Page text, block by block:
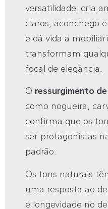
versatilidade: cria
claros, aconchego
e dá vida a
transformam
focal de elegância.
O ressurgimento
como nogueira,
confirma que os
ser protagonistas
padrão.
Os tons naturais
uma resposta ao
e longevidade no